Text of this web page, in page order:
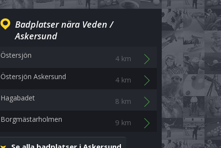
Badplatser nära Veden /
Askersund
Östersjön 4 km
Östersjön Askersund 4 km
Hagabadet 8 km
Borgmästarholmen 9 km